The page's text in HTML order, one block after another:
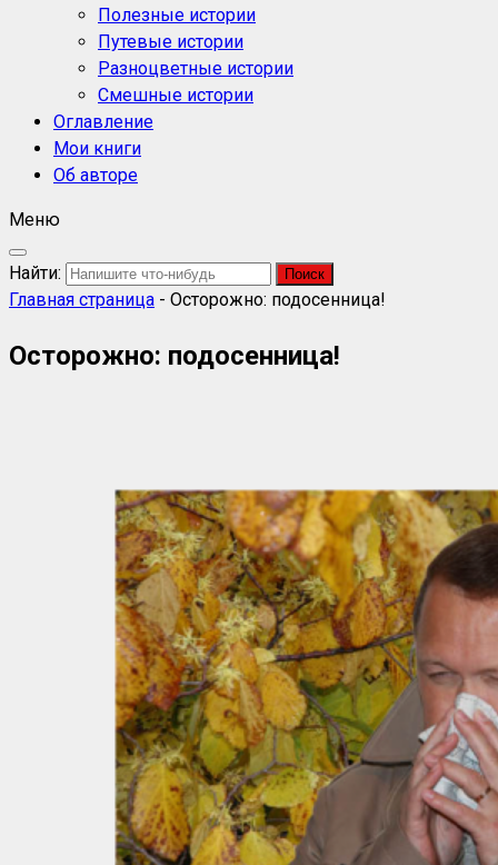
Полезные истории
Путевые истории
Разноцветные истории
Смешные истории
Оглавление
Мои книги
Об авторе
Меню
Найти:
Главная страница - Осторожно: подосенница!
Осторожно: подосенница!